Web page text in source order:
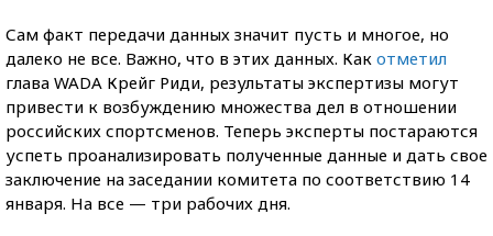
Сам факт передачи данных значит пусть и многое, но
далеко не все. Важно, что в этих данных. Как отметил
глава WADA Крейг Риди, результаты экспертизы могут
привести к возбуждению множества дел в отношении
российских спортсменов. Теперь эксперты постараются
успеть проанализировать полученные данные и дать свое
заключение на заседании комитета по соответствию 14
января. На все — три рабочих дня.